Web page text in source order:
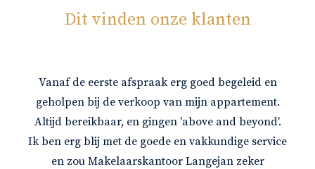
Dit vinden onze klanten
Vanaf de eerste afspraak erg goed begeleid en
geholpen bij de verkoop van mijn appartement.
Altijd bereikbaar, en gingen 'above and beyond'.
Ik ben erg blij met de goede en vakkundige service
en zou Makelaarskantoor Langejan zeker